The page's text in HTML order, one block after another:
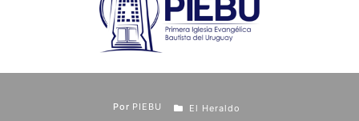
Por PIEBU El Heraldo